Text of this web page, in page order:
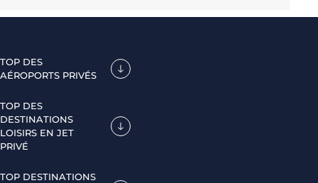
TOP DES
AÉROPORTS PRIVÉS
TOP DES
DESTINATIONS
LOISIRS EN JET
PRIVÉ
TOP DESTINATIONS